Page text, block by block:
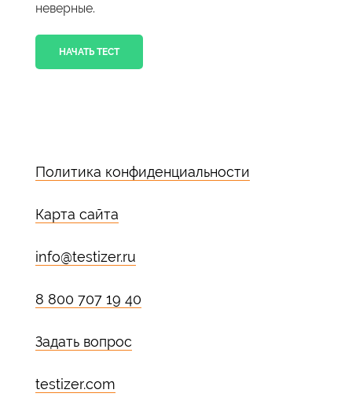
неверные.
НАЧАТЬ ТЕСТ
Политика конфиденциальности
Карта сайта
info@testizer.ru
8 800 707 19 40
Задать вопрос
testizer.com